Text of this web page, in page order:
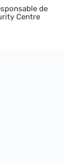
de
Centre